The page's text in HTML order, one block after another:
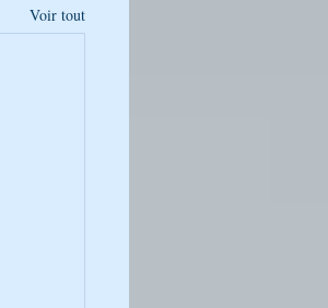
Voir tout